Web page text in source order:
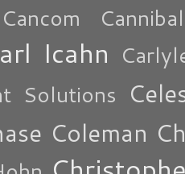
Cancom Cannibal
Icahn
Solutions
Coleman